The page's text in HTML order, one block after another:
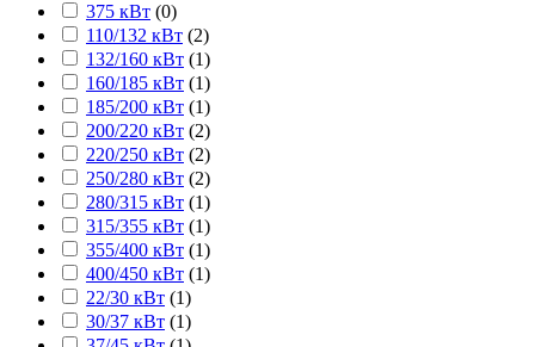
375 кВт (0)
110/132 кВт (2)
132/160 кВт (1)
160/185 кВт (1)
185/200 кВт (1)
200/220 кВт (2)
220/250 кВт (2)
250/280 кВт (2)
280/315 кВт (1)
315/355 кВт (1)
355/400 кВт (1)
400/450 кВт (1)
22/30 кВт (1)
30/37 кВт (1)